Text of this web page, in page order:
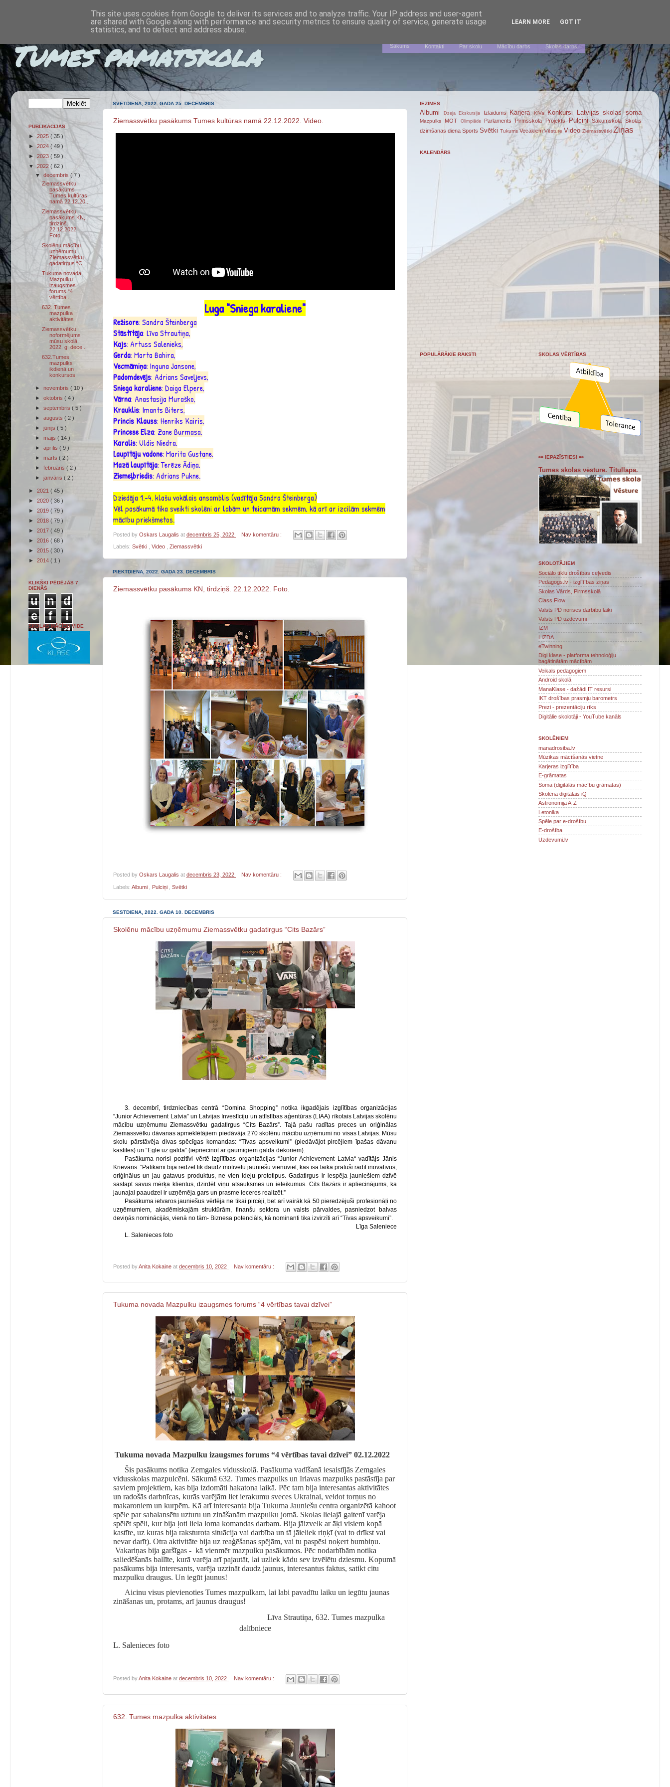
Tumes pamatskola Sākums Kontakti Par skolu Mācību darbs Skolas darbs
SVĒTDIENA, 2022. GADA 25. DECEMBRIS
Ziemassvētku pasākums Tumes kultūras namā 22.12.2022. Video.
Luga "Sniega karaliene"
Režisore: Sandra Šteinberga
Stāstītāja: Līva Strautiņa,
Kajs: Artuss Salenieks,
Gerda: Marta Bahira,
Vecmāmiņa: Inguna Jansone,
Padomdevējs: Adrians Saveļjevs,
Sniega karaliene: Daiga Elpere,
Vārna: Anastasija Muraško,
Krauklis: Imants Biters,
Princis Klauss: Henriks Kairis,
Princese Elza: Zane Burmasa,
Karalis: Uldis Niedra,
Laupītāju vadone: Marita Gustane,
Mazā laupītāja: Terēze Ādiņa,
Ziemeļbriedis: Adrians Pukne.
Dziedāja 1.-4. klašu vokālais ansamblis (vadītāja Sandra Šteinberga)
Vēl pasākumā tika sveikti skolēni ar labām un teicamām sekmēm, kā arī ar izcilām sekmēm
mācību priekšmetos.
Posted by Oskars Laugalis at decembris 25, 2022 Nav komentāru :
Labels: Svētki Video Ziemassvētki
PIEKTDIENA, 2022. GADA 23. DECEMBRIS
Ziemassvētku pasākums KN, tirdziņš. 22.12.2022. Foto.
Posted by Oskars Laugalis at decembris 23, 2022 Nav komentāru :
Labels: Albumi Pulciņi Svētki
SESTDIENA, 2022. GADA 10. DECEMBRIS
Skolēnu mācību uzņēmumu Ziemassvētku gadatirgus “Cits Bazārs”
3. decembrī, tirdzniecības centrā “Domina Shopping” notika ikgadējais izglītības organizācijas
“Junior Achievement Latvia” un Latvijas Investīciju un attīstības aģentūras (LIAA) rīkotais Latvijas skolēnu
mācību uzņēmumu Ziemassvētku gadatirgus “Cits Bazārs”. Tajā pašu radītas preces un oriģinālas
Ziemassvētku dāvanas apmeklētājiem piedāvāja 270 skolēnu mācību uzņēmumi no visas Latvijas. Mūsu
skolu pārstāvēja divas spēcīgas komandas: “Tīvas apsveikumi” (piedāvājot pircējiem īpašas dāvanu
kastītes) un “Egle uz galda” (iepriecinot ar gaumīgiem galda dekoriem).
Pasākuma norisi pozitīvi vērtē izglītības organizācijas “Junior Achievement Latvia“ vadītājs Jānis
Krievāns: “Patīkami bija redzēt tik daudz motivētu jauniešu vienuviet, kas īsā laikā pratuši radīt inovatīvus,
oriģinālus un jau gatavus produktus, ne vien ideju prototipus. Gadatirgus ir iespēja jauniešiem dzīvē
sastapt savus mērķa klientus, dzirdēt viņu atsauksmes un ieteikumus. Cits Bazārs ir apliecinājums, ka
jaunajai paaudzei ir uzņēmēja gars un prasme ieceres realizēt.”
Pasākuma ietvaros jauniešus vērtēja ne tikai pircēji, bet arī vairāk kā 50 pieredzējuši profesionāļi no
uzņēmumiem, akadēmiskajām struktūrām, finanšu sektora un valsts pārvaldes, pasniedzot balvas
deviņās nominācijās, vienā no tām- Biznesa potenciāls, kā nominanti tika izvirzīti arī “Tīvas apsveikumi”.
Līga Saleniece
L. Salenieces foto
Posted byAnita Kokaine at decembris 10, 2022 Nav komentāru :
Tukuma novada Mazpulku izaugsmes forums “4 vērtības tavai dzīvei”
Tukuma novada Mazpulku izaugsmes forums “4 vērtības tavai dzīvei” 02.12.2022
Šis pasākums notika Zemgales vidusskolā. Pasākuma vadīšanā iesaistījās Zemgales
vidusskolas mazpulcēni. Sākumā 632. Tumes mazpulks un Irlavas mazpulks pastāstīja par
saviem projektiem, kas bija izdomāti hakatona laikā. Pēc tam bija interesantas aktivitātes
un radošās darbnīcas, kurās varējām liet ierakumu sveces Ukrainai, veidot torņus no
makaroniem un kurpēm. Kā arī interesanta bija Tukuma Jauniešu centra organizētā kahoot
spēle par sabalansētu uzturu un zināšanām mazpulku jomā. Skolas lielajā gaitenī varēja
spēlēt spēli, kur bija ļoti liela loma komandas darbam. Bija jāizvelk ar āķi visiem kopā
kastīte, uz kuras bija raksturota situācija vai darbība un tā jāieliek riņķī (vai to drīkst vai
nevar darīt). Otra aktivitāte bija uz reaģēšanas spējām, vai tu paspēsi noķert bumbiņu.
Vakariņas bija garšīgas - kā vienmēr mazpulku pasākumos. Pēc nodarbībām notika
saliedēšanās ballīte, kurā varēja arī pajautāt, lai uzliek kādu sev izvēlētu dziesmu. Kopumā
pasākums bija interesants, varēja uzzināt daudz jaunus, interesantus faktus, satikt citu
mazpulku draugus. Un iegūt jaunus!
Aicinu visus pievienoties Tumes mazpulkam, lai labi pavadītu laiku un iegūtu jaunas
zināšanas un, protams, arī jaunus draugus!
Līva Strautiņa, 632. Tumes mazpulka
dalībniece
L. Salenieces foto
Posted byAnita Kokaine at decembris 10, 2022 Nav komentāru :
632. Tumes mazpulka aktivitātes
PUBLIKĀCIJAS
► 2025 ( 35 )
► 2024 ( 49 )
► 2023 ( 59 )
▼2022 ( 62 )
▼ decembris ( 7 )
Ziemassvētku
pasākums
Tumes kultūras
namā 22.12.20...
Ziemassvētku
pasākums KN,
tirdziņš.
22.12.2022.
Foto.
Skolēnu mācību
uzņēmumu
Ziemassvētku
gadatirgus “C...
Tukuma novada
Mazpulku
izaugsmes
forums “4
vērtība...
632. Tumes
mazpulka
aktivitātes
Ziemassvētku
noformējums
mūsu skolā.
2022. g. dece...
632.Tumes
mazpulks
ikdienā un
konkursos
► novembris ( 10 )
► oktobris ( 4 )
► septembris ( 5 )
► augusts ( 2 )
► jūnijs ( 5 )
► maijs ( 14 )
► aprīlis ( 9 )
► marts ( 2 )
► februāris ( 2 )
► janvāris ( 2 )
► 2021 ( 45 )
► 2020 ( 36 )
► 2019 ( 79 )
► 2018 ( 79 )
► 2017 ( 49 )
► 2016 ( 68 )
► 2015 ( 30 )
► 2014 ( 1 )
KLIKŠĶI PĒDĒJĀS 7
DIENĀS
u n
d
e
f
i
n
e d
SKOLAS MĀCĪBU VIDE
IEZĪMES
Albumi Dzeja Ekskursija Izlaidums KarjeraKiVaKonkursi Latvijas skolas soma
Mazpulks MOT Olimpiāde ParlamentsPirmsskola Projekts PulciņiSākumskola Skolas
dzimšanas diena Sports Svētki TukumsVecākiemVēsture VideoZiemassvētki Ziņas
KALENDĀRS
POPULĀRĀKIE RAKSTI SKOLAS VĒRTĪBAS
👀 IEPAZĪSTIES! 👀
Tumes skolas vēsture. Titullapa.
SKOLOTĀJIEM
Sociālo tīklu drošības ceļvedis
Pedagogs.lv - izglītības ziņas
Skolas Vārds, Pirmsskolā
Class Flow
Valsts PD norises darbību laiki
Valsts PD uzdevumi
IZM
LIZDA
eTwinning
Digi klase - platforma tehnoloģiju
bagātinātām mācībām
Veikals pedagogiem
Android skolā
ManaKlase - dažādi IT resursi
IKT drošības prasmju barometrs
Prezi - prezentāciju rīks
Digitālie skolotāji - YouTube kanāls
SKOLĒNIEM
manadrosiba.lv
Mūzikas mācīšanās vietne
Karjeras izglītība
E-grāmatas
Soma (digitālās mācību grāmatas)
Skolēna digitālais iQ
Astronomija A-Z
Letonika
Spēle par e-drošību
E-drošība
Uzdevumi.lv
This site uses cookies from Google to deliver its services and to analyze traffic. Your IP address and user-agent
are shared with Google along with performance and security metrics to ensure quality of service, generate usage
statistics, and to detect and address abuse.
LEARN MORE GOT IT